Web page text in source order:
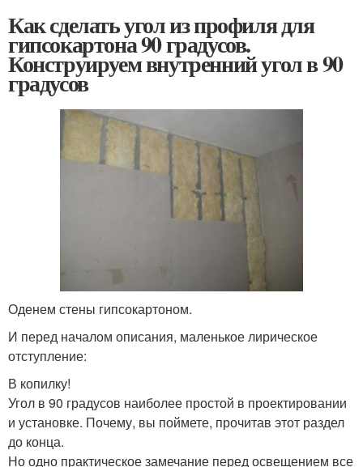
Как сделать угол из профиля для
гипсокартона 90 градусов.
Конструируем внутренний угол в 90
градусов
Оденем стены гипсокартоном.
И перед началом описания, маленькое лирическое
отступление:
В копилку!
Угол в 90 градусов наиболее простой в проектировании
и установке. Почему, вы поймете, прочитав этот раздел
до конца.
Но одно практическое замечание перед освещением все